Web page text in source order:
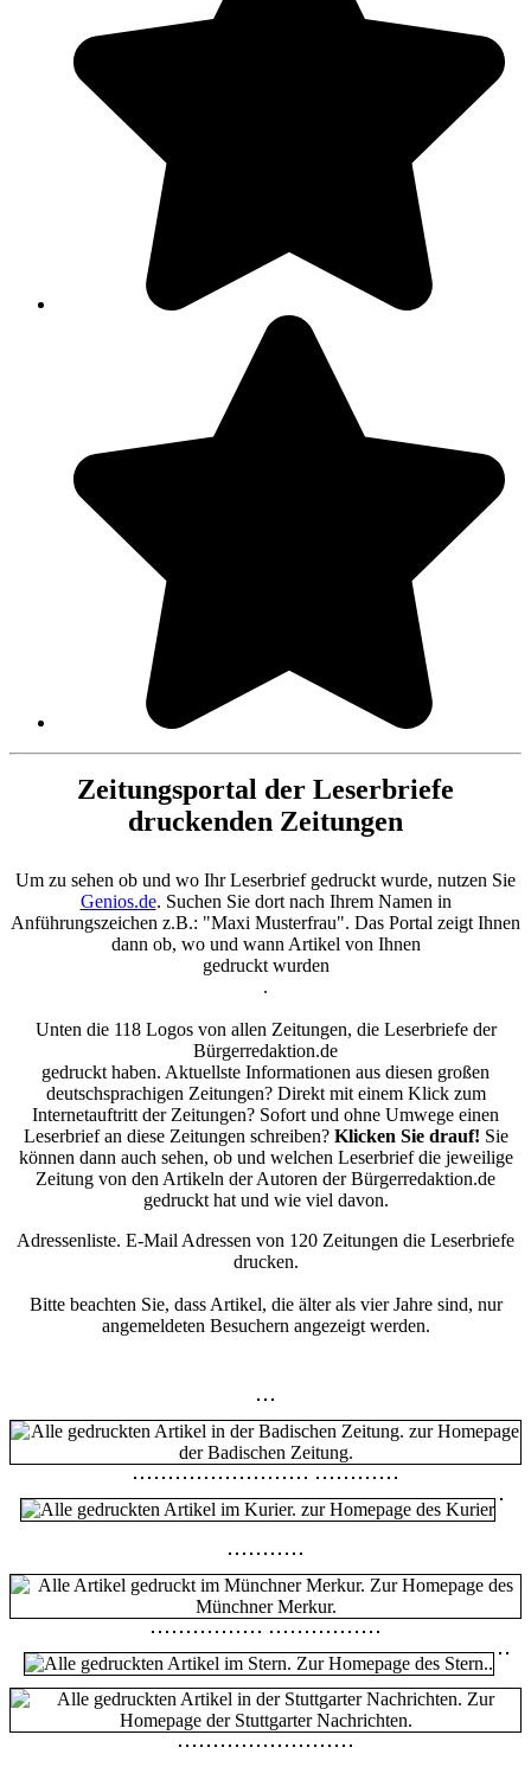
Zeitungsportal der Leserbriefe
druckenden Zeitungen
Um zu sehen ob und wo Ihr Leserbrief gedruckt wurde, nutzen Sie
Genios.de. Suchen Sie dort nach Ihrem Namen in
Anführungszeichen z.B.: "Maxi Musterfrau". Das Portal zeigt Ihnen
dann ob, wo und wann Artikel von Ihnen
gedruckt wurden
.
Unten die 118 Logos von allen Zeitungen, die Leserbriefe der
Bürgerredaktion.de
gedruckt haben. Aktuellste Informationen aus diesen großen
deutschsprachigen Zeitungen? Direkt mit einem Klick zum
Internetauftritt der Zeitungen? Sofort und ohne Umwege einen
Leserbrief an diese Zeitungen schreiben? Klicken Sie drauf! Sie
können dann auch sehen, ob und welchen Leserbrief die jeweilige
Zeitung von den Artikeln der Autoren der Bürgerredaktion.de
gedruckt hat und wie viel davon.
Adressenliste. E-Mail Adressen von 120 Zeitungen die Leserbriefe
drucken.
Bitte beachten Sie, dass Artikel, die älter als vier Jahre sind, nur
angemeldeten Besuchern angezeigt werden.